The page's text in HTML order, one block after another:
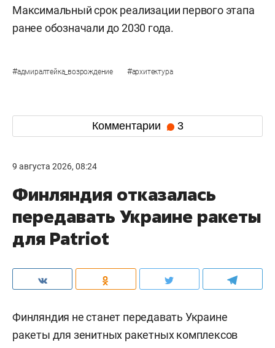
Максимальный срок реализации первого этапа
ранее обозначали до 2030 года.
#адмиралтейка_возрождение #архитектура
Комментарии 3
9 августа 2026, 08:24
Финляндия отказалась
передавать Украине ракеты
для Patriot
Финляндия не станет передавать Украине
ракеты для зенитных ракетных комплексов